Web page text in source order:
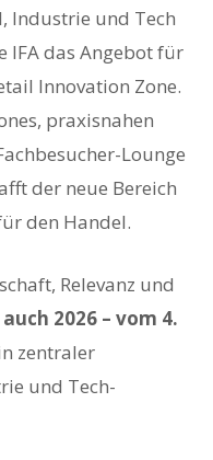
Industrie und Tech
IFA das Angebot für
Innovation Zone.
praxisnahen
Lounge
der neue Bereich
den Handel.
Relevanz und
auch 2026 – vom 4.
zentraler
und Tech-